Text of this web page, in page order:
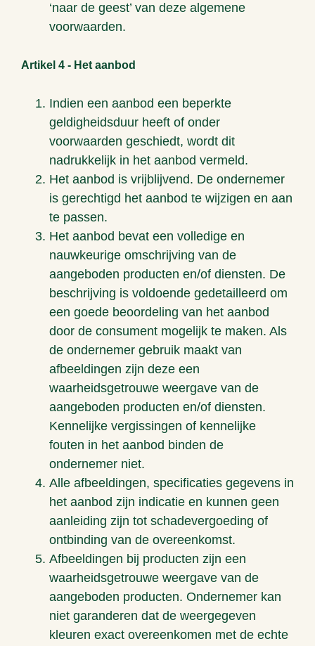
‘naar de geest’ van deze algemene
voorwaarden.
Artikel 4 - Het aanbod
Indien een aanbod een beperkte
geldigheidsduur heeft of onder
voorwaarden geschiedt, wordt dit
nadrukkelijk in het aanbod vermeld.
Het aanbod is vrijblijvend. De ondernemer
is gerechtigd het aanbod te wijzigen en aan
te passen.
Het aanbod bevat een volledige en
nauwkeurige omschrijving van de
aangeboden producten en/of diensten. De
beschrijving is voldoende gedetailleerd om
een goede beoordeling van het aanbod
door de consument mogelijk te maken. Als
de ondernemer gebruik maakt van
afbeeldingen zijn deze een
waarheidsgetrouwe weergave van de
aangeboden producten en/of diensten.
Kennelijke vergissingen of kennelijke
fouten in het aanbod binden de
ondernemer niet.
Alle afbeeldingen, specificaties gegevens in
het aanbod zijn indicatie en kunnen geen
aanleiding zijn tot schadevergoeding of
ontbinding van de overeenkomst.
Afbeeldingen bij producten zijn een
waarheidsgetrouwe weergave van de
aangeboden producten. Ondernemer kan
niet garanderen dat de weergegeven
kleuren exact overeenkomen met de echte